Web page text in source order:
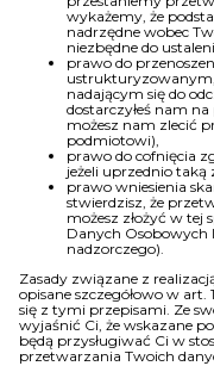
wykażemy, że
nadrzędne wobec
niezbędne do
prawo do
nadającym się do
dostarczyłeś nam
możesz nam zlecić
podmiotowi),
prawo do cofnięcia
jeżeli uprzednio taką
prawo wniesienia
stwierdzisz, że
możesz złożyć w tej
Danych Osobowych
nadzorczego).
Zasady związane z
opisane szczegółowo w art.
się z tymi przepisami. Ze
wyjaśnić Ci, że wskazane
będą przysługiwać Ci w
przetwarzania Twoich